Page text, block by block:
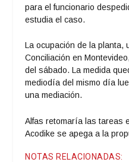
para el funcionario
estudia el caso.
La ocupación de la planta,
Conciliación en
del sábado. La medida
mediodía del mismo día
una mediación.
Alfas retomaría las tareas
Acodike se apega a la
NOTAS RELACIONADAS: